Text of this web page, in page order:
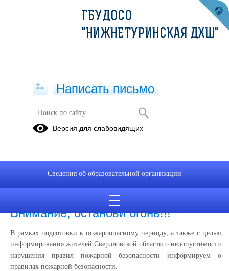
Пожарная безопасность
Ознакомление детей с правилами пожарной безопасности
Внимание, останови огонь!!!
В рамках подготовки к пожароопасному периоду, а также с целью
информирования жителей Свердловской области о недопустимости
нарушения правил пожарной безопасности информируем о
правилах пожарной безопасности.
ГБУДОСО
"НИЖНЕТУРИНСКАЯ ДХШ"
Написать письмо
Версия для слабовидящих
Сведения об образовательной организации